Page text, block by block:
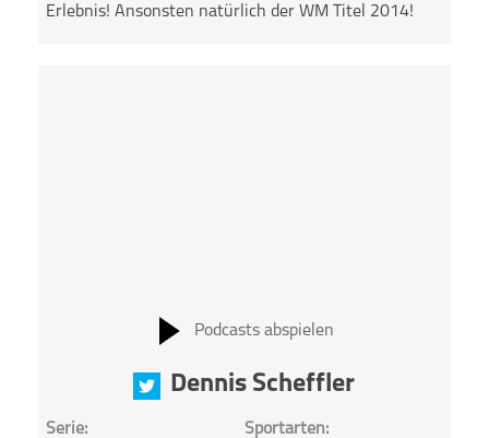
Erlebnis! Ansonsten natürlich der WM Titel 2014!
Podcasts abspielen
Dennis Scheffler
Serie:
Sportarten: